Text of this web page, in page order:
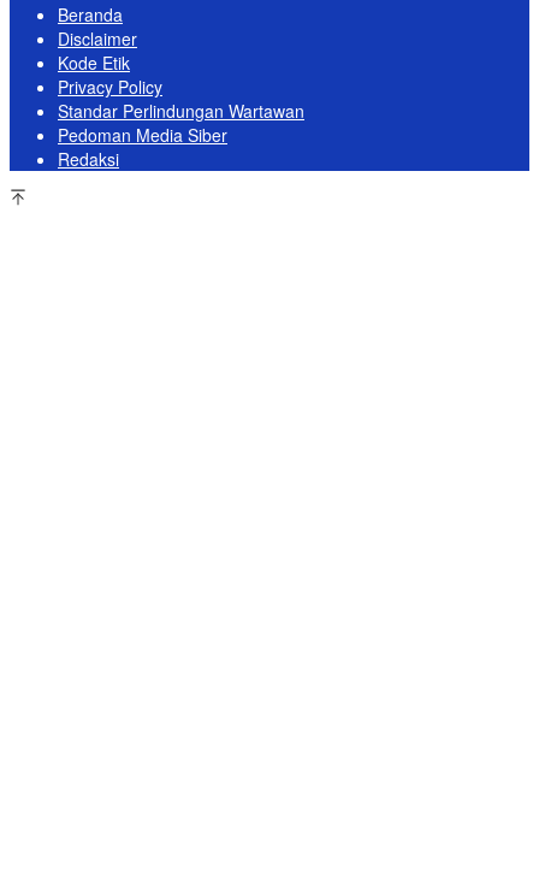
Beranda
Disclaimer
Kode Etik
Privacy Policy
Standar Perlindungan Wartawan
Pedoman Media Siber
Redaksi